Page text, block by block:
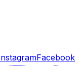
Facebook